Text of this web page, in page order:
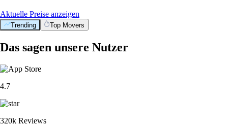
Aktuelle Preise anzeigen
Trending Top Movers
Das sagen unsere Nutzer
4.7
320k Reviews